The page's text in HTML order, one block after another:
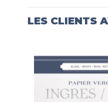
LES CLIENTS